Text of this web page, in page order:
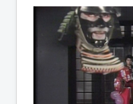
Toku-Actrices
Toku-Critiques